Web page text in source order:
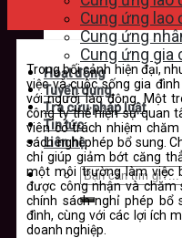
Cung ứng lao
Cung ứng
Cung ứng gia
Hoạt động
Tuyển dụng
Tra cứu pháp luật
Tin tức
Liên hệ
Trong bối cảnh hiện đại,
việc và cuộc sống gia
với người lao động. Một
công ty thể hiện sự quan
viên có trách nhiệm
sách nghỉ phép bổ sung.
chỉ giúp giảm bớt căng
một môi trường làm việc
được công nhận và chăm
chính sách nghỉ phép bổ
đình, cùng với các lợi ích
doanh nghiệp.